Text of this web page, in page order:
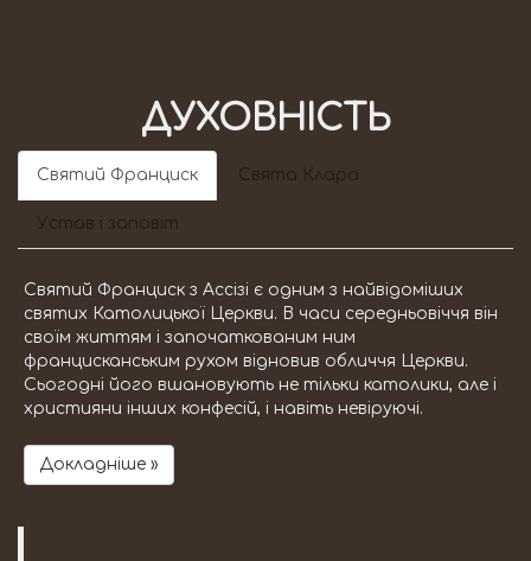
ДУХОВНІСТЬ
Святий Франциск Свята Клара
Устав і заповіт
Святий Франциск з Ассізі є одним з найвідоміших
святих Католицької Церкви. В часи середньовіччя він
своїм життям і започаткованим ним
францисканським рухом відновив обличчя Церкви.
Сьогодні його вшановують не тільки католики, але і
християни інших конфесій, і навіть невіруючі.
Докладніше »